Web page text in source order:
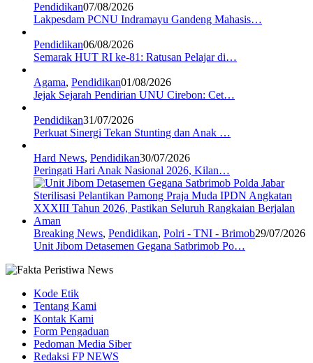
Pendidikan07/08/2026
Lakpesdam PCNU Indramayu Gandeng Mahasis…
Pendidikan06/08/2026
Semarak HUT RI ke-81: Ratusan Pelajar di…
Agama, Pendidikan01/08/2026
Jejak Sejarah Pendirian UNU Cirebon: Cet…
Pendidikan31/07/2026
Perkuat Sinergi Tekan Stunting dan Anak …
Hard News, Pendidikan30/07/2026
Peringati Hari Anak Nasional 2026, Kilan…
Breaking News, Pendidikan, Polri - TNI - Brimob29/07/2026
Unit Jibom Detasemen Gegana Satbrimob Po…
Kode Etik
Tentang Kami
Kontak Kami
Form Pengaduan
Pedoman Media Siber
Redaksi FP NEWS